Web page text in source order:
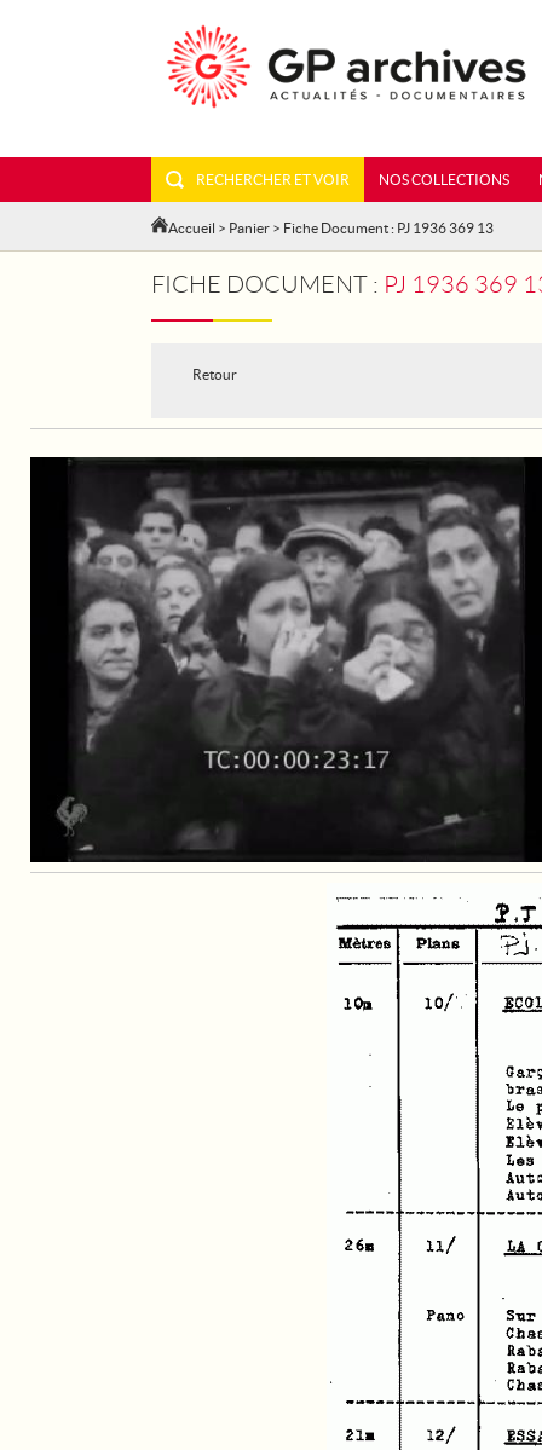
RECHERCHER ET VOIR NOS COLLECTIONS
Accueil > Panier > Fiche Document : PJ 1936 369 13
FICHE DOCUMENT : PJ 1936 369
Retour